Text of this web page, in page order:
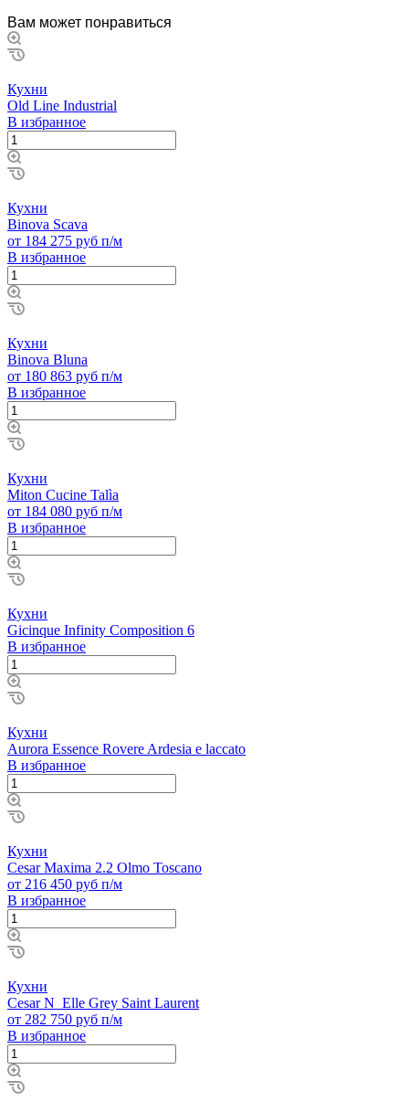
Вам может понравиться
Кухни
Old Line Industrial
В избранное
Кухни
Binova Scava
от 184 275 руб п/м
В избранное
Кухни
Binova Bluna
от 180 863 руб п/м
В избранное
Кухни
Miton Cucine Talìa
от 184 080 руб п/м
В избранное
Кухни
Gicinque Infinity Composition 6
В избранное
Кухни
Aurora Essence Rovere Ardesia e laccato
В избранное
Кухни
Cesar Maxima 2.2 Olmo Toscano
от 216 450 руб п/м
В избранное
Кухни
Cesar N_Elle Grey Saint Laurent
от 282 750 руб п/м
В избранное